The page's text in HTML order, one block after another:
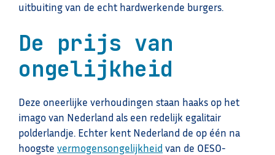
uitbuiting van de echt hardwerkende burgers.
De prijs van
ongelijkheid
Deze oneerlijke verhoudingen staan haaks op het
imago van Nederland als een redelijk egalitair
polderlandje. Echter kent Nederland de op één na
hoogste vermogensongelijkheid van de OESO-